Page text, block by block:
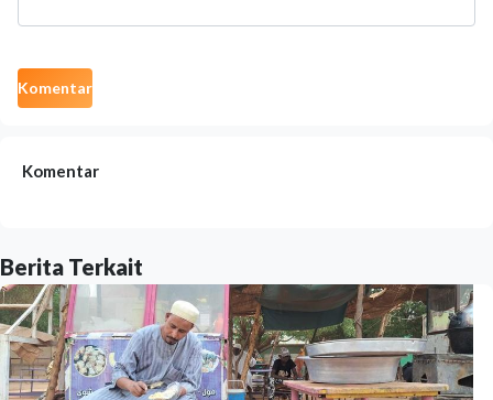
Komentar
Komentar
Berita Terkait